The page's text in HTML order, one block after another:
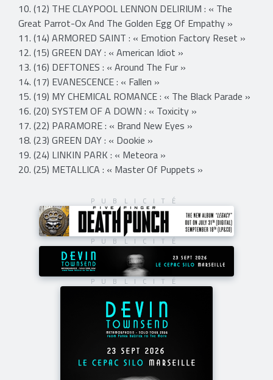
10. (12) THE CLAYPOOL LENNON DELIRIUM : « The
Great Parrot-Ox And The Golden Egg Of Empathy »
11. (14) ARMORED SAINT : « Emotion Factory Reset »
12. (15) GREEN DAY : « American Idiot »
13. (16) DEFTONES : « Around The Fur »
14. (17) EVANESCENCE : « Fallen »
15. (19) MY CHEMICAL ROMANCE : « The Black Parade »
16. (20) SYSTEM OF A DOWN : « Toxicity »
17. (22) PARAMORE : « Brand New Eyes »
18. (23) GREEN DAY : « Dookie »
19. (24) LINKIN PARK : « Meteora »
20. (25) METALLICA : « Master Of Puppets »